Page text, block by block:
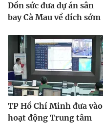
Dồn sức đưa dự án sân
bay Cà Mau về đích sớm
TP Hồ Chí Minh đưa vào
hoạt động Trung tâm